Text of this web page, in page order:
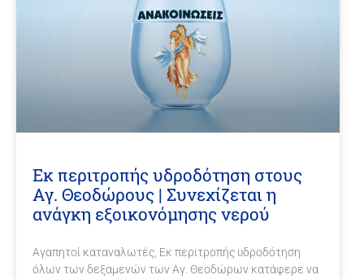
Εκ περιτροπής υδροδότηση στους
Αγ. Θεοδώρους | Συνεχίζεται η
ανάγκη εξοικονόμησης νερού
Αγαπητοί καταναλωτές, Εκ περιτροπής υδροδότηση
όλων των δεξαμενών των Αγ. Θεοδώρων κατάφερε να